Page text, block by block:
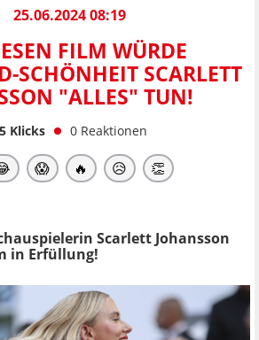
25.06.2024 08:19
FILM WÜRDE
SCHÖNHEIT SCARLETT
"ALLES" TUN!
Klicks 0 Reaktionen
😱 🔥 😥 👏
Scarlett Johansson
in Erfüllung!